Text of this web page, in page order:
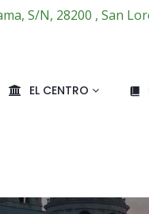
S/N, 28200 , San
EL CENTRO